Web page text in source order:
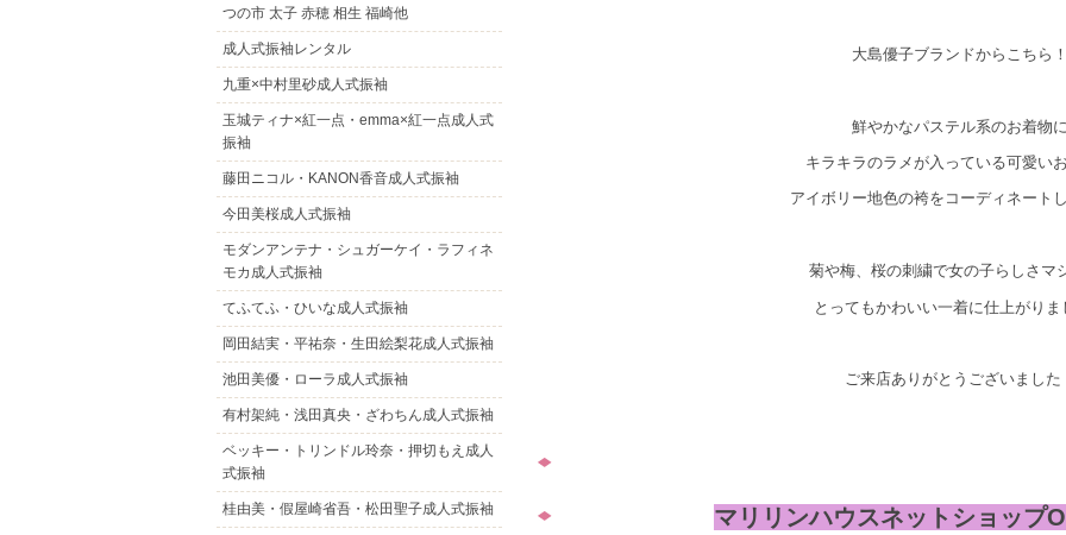
大島優子ブランドからこちら！
鮮やかなパステル系のお着物に
キラキラのラメが入っている可愛い
アイボリー地色の袴をコーディネートし
菊や梅、桜の刺繍で女の子らしさマ
とってもかわいい一着に仕上がりま
ご来店ありがとうございました
マリリンハウスネットショップ
つの市 太子 赤穂 相生 福崎他
成人式振袖レンタル
九重×中村里砂成人式振袖
玉城ティナ×紅一点・emma×紅一点成人式
振袖
藤田ニコル・KANON香音成人式振袖
今田美桜成人式振袖
モダンアンテナ・シュガーケイ・ラフィネ
モカ成人式振袖
てふてふ・ひいな成人式振袖
岡田結実・平祐奈・生田絵梨花成人式振袖
池田美優・ローラ成人式振袖
有村架純・浅田真央・ざわちん成人式振袖
ベッキー・トリンドル玲奈・押切もえ成人
式振袖
桂由美・假屋崎省吾・松田聖子成人式振袖